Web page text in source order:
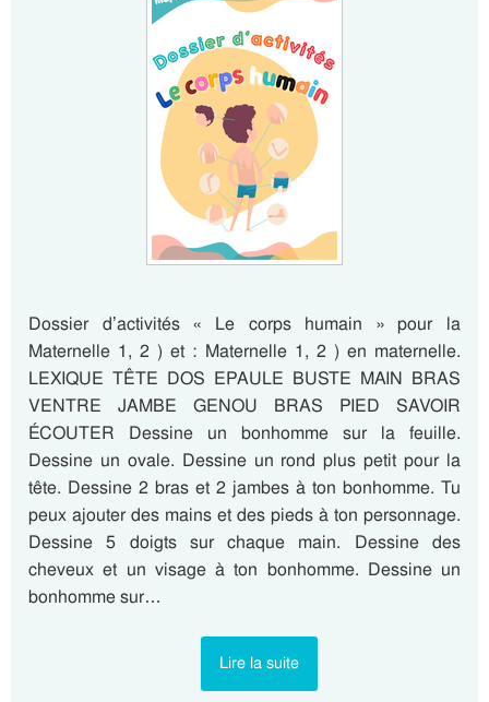
Dossier d’activités « Le corps humain » pour la
Maternelle 1, 2 ) et : Maternelle 1, 2 ) en maternelle.
LEXIQUE TÊTE DOS EPAULE BUSTE MAIN BRAS
VENTRE JAMBE GENOU BRAS PIED SAVOIR
ÉCOUTER Dessine un bonhomme sur la feuille.
Dessine un ovale. Dessine un rond plus petit pour la
tête. Dessine 2 bras et 2 jambes à ton bonhomme. Tu
peux ajouter des mains et des pieds à ton personnage.
Dessine 5 doigts sur chaque main. Dessine des
cheveux et un visage à ton bonhomme. Dessine un
bonhomme sur…
Lire la suite